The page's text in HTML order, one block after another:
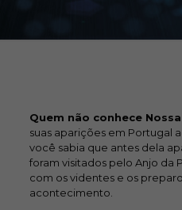
Quem não conhece
suas aparições em Portugal
você sabia que antes dela
foram visitados pelo Anjo da
com os videntes e os
acontecimento.